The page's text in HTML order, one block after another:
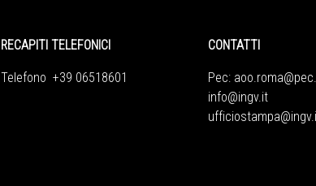
RECAPITI TELEFONICI
Telefono +39 06518601
CONTATTI
Pec:
info@ingv.it